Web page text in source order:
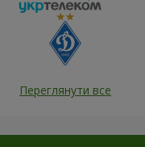
Переглянути все